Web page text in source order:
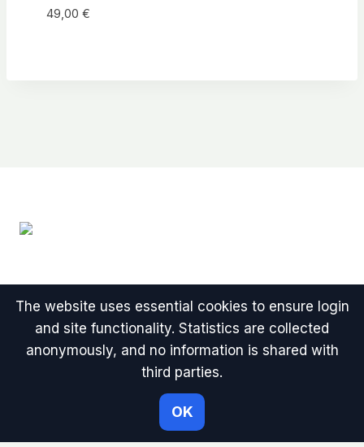
The website uses essential cookies to ensure login
and site functionality. Statistics are collected
anonymously, and no information is shared with
third parties.
OK
49,00 €
© 2026 WordPress-pluginit kertamaksulla
Älykkäät ja toimivat kotisivut, verkkopalvelut,
intranetit, verkkokaupatLieska-Tuotanto Oy
Verkkokaupan toimitusehdot